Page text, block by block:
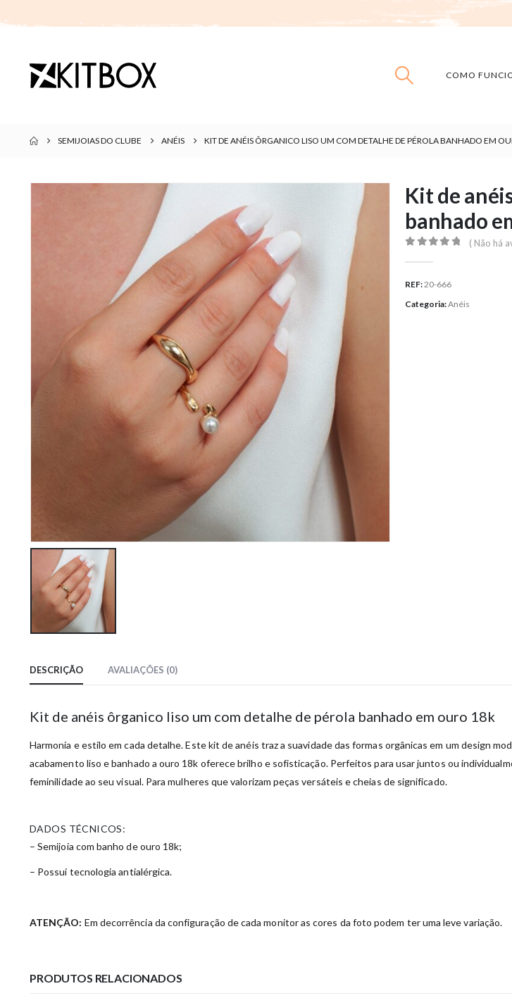
COMO
SEMIJOIAS DO CLUBE ANÉIS KIT DE ANÉIS ÔRGANICO LISO UM COM DETALHE DE PÉROLA BANHADO EM
Kit de
banhado
( Não há
REF:20-666
Categoria:Anéis
DESCRIÇÃO AVALIAÇÕES (0)
Kit de anéis ôrganico liso um com detalhe de pérola banhado em ouro 18k
Harmonia e estilo em cada detalhe. Este kit de anéis traz a suavidade das formas orgânicas em um design
acabamento liso e banhado a ouro 18k oferece brilho e sofisticação. Perfeitos para usar juntos ou
feminilidade ao seu visual. Para mulheres que valorizam peças versáteis e cheias de significado.
DADOS TÉCNICOS:
– Semijoia com banho de ouro 18k;
– Possui tecnologia antialérgica.
ATENÇÃO: Em decorrência da configuração de cada monitor as cores da foto podem ter uma leve variação.
PRODUTOS RELACIONADOS